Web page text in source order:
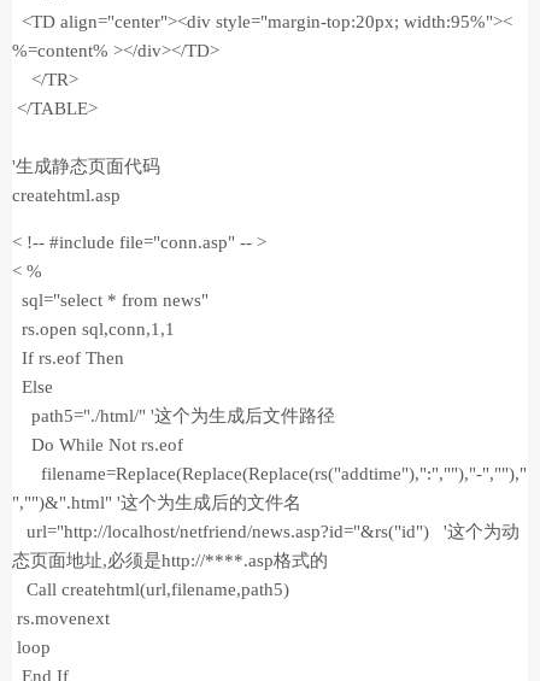
<TD align="center"><div style="margin-top:20px; width:95%"><
%=content% ></div></TD>
</TR>
</TABLE>
'生成静态页面代码
createhtml.asp
< !-- #include file="conn.asp" -- >
< %
sql="select * from news"
rs.open sql,conn,1,1
If rs.eof Then
Else
path5="./html/" '这个为生成后文件路径
Do While Not rs.eof
filename=Replace(Replace(Replace(rs("addtime"),":",""),"-",""),"
","")&".html" '这个为生成后的文件名
url="http://localhost/netfriend/news.asp?id="&rs("id") '这个为动
态页面地址,必须是http://****.asp格式的
Call createhtml(url,filename,path5)
rs.movenext
loop
End If